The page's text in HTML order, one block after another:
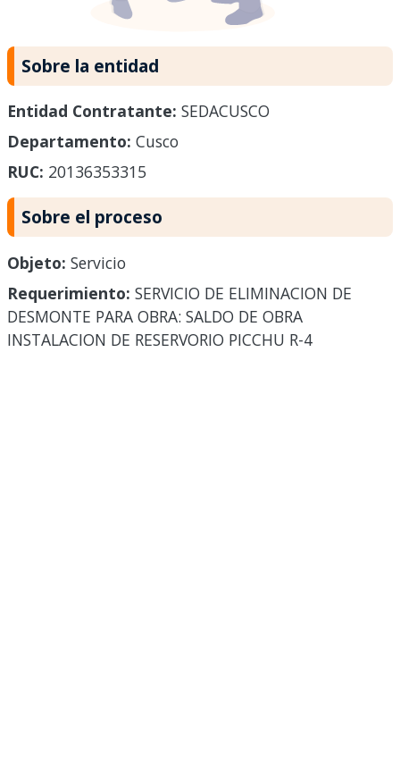
Sobre la entidad
Entidad Contratante: SEDACUSCO
Departamento: Cusco
RUC: 20136353315
Sobre el proceso
Objeto: Servicio
Requerimiento: SERVICIO DE ELIMINACION DE
DESMONTE PARA OBRA: SALDO DE OBRA
INSTALACION DE RESERVORIO PICCHU R-4